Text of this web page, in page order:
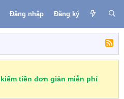
Đăng nhập Đăng ký
tiền đơn giản miễn phí